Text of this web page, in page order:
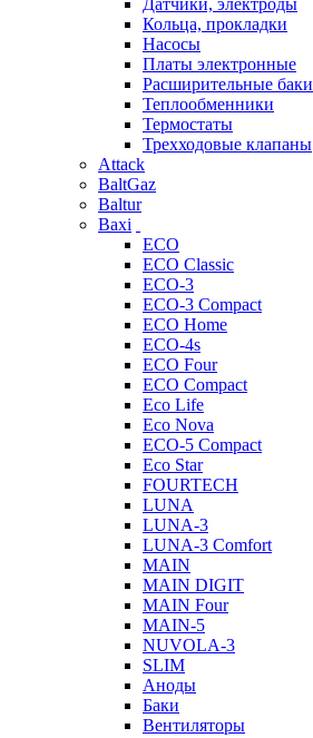
Датчики, электроды
Кольца, прокладки
Насосы
Платы электронные
Расширительные баки
Теплообменники
Термостаты
Трехходовые клапаны
Attack
BaltGaz
Baltur
Baxi
ECO
ECO Classic
ECO-3
ECO-3 Compact
ECO Home
ECO-4s
ECO Four
ECO Compact
Eco Life
Eco Nova
ECO-5 Compact
Eco Star
FOURTECH
LUNA
LUNA-3
LUNA-3 Comfort
MAIN
MAIN DIGIT
MAIN Four
MAIN-5
NUVOLA-3
SLIM
Аноды
Баки
Вентиляторы